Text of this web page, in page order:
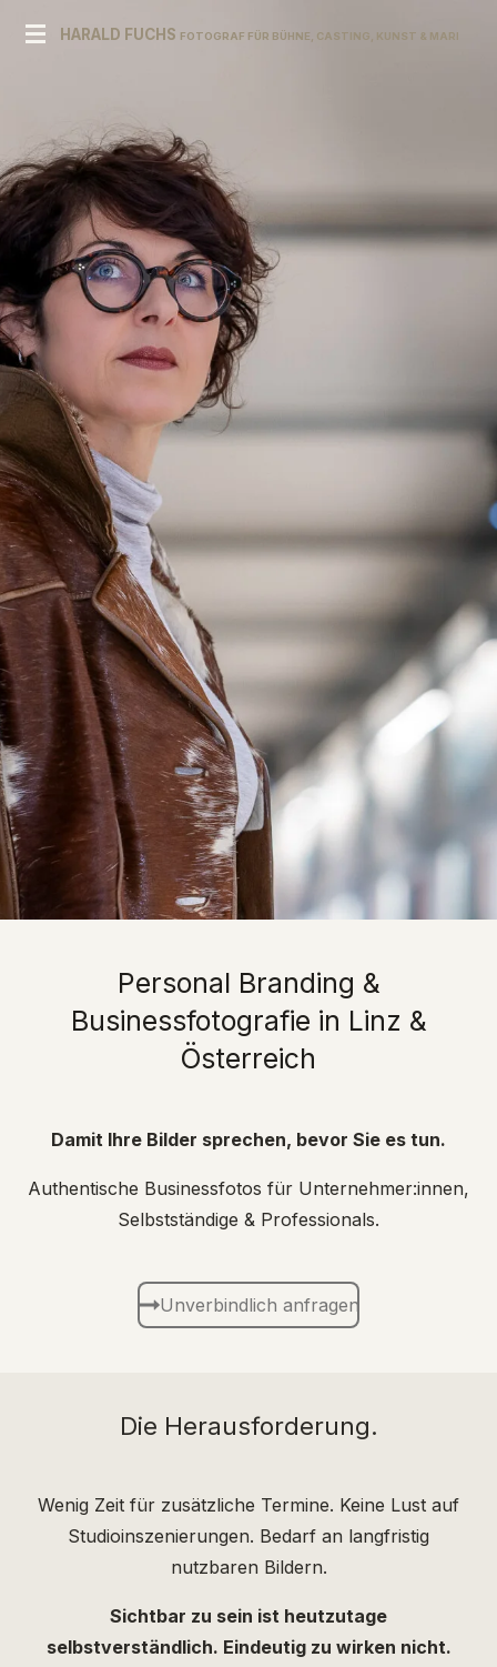
Zum
HARALD FUCHS FOTOGRAF FÜR BÜHNE, CASTING, KUNST & MARKE
Personal Branding &
Businessfotografie in Linz &
Österreich
Damit Ihre Bilder sprechen, bevor Sie es tun.
Authentische Businessfotos für Unternehmer:innen,
Selbstständige & Professionals.
Unverbindlich anfragen
Die Herausforderung.
Wenig Zeit für zusätzliche Termine. Keine Lust auf
Studioinszenierungen. Bedarf an langfristig
nutzbaren Bildern.
Sichtbar zu sein ist heutzutage
selbstverständlich. Eindeutig zu wirken nicht.